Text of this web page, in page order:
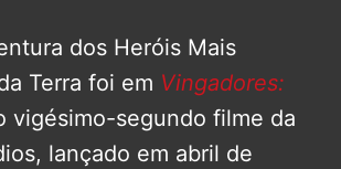
dos Heróis Mais
Terra foi em Vingadores:
vigésimo-segundo filme da
lançado em abril de